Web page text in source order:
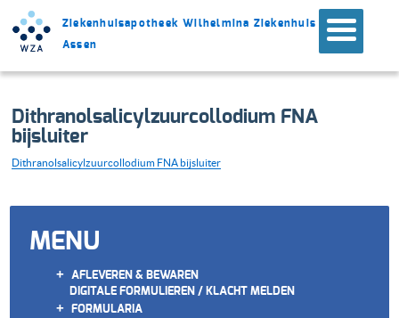
Ziekenhuisapotheek Wilhelmina Ziekenhuis
Assen
Dithranolsalicylzuurcollodium FNA
bijsluiter
Dithranolsalicylzuurcollodium FNA bijsluiter
MENU
+ AFLEVEREN & BEWAREN
DIGITALE FORMULIEREN / KLACHT MELDEN
+ FORMULARIA